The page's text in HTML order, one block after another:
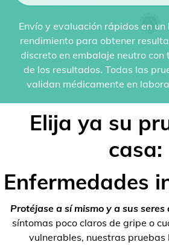
Envío y evaluación rápidos en
rendimiento para obtener
discreto en embalaje neutro
de los resultados. Todas las
validan médicamente en
Elija ya su
casa:
Enfermedades
Protéjase a sí mismo y a sus seres
síntomas poco claros de gripe o
vulnerables, nuestras pruebas